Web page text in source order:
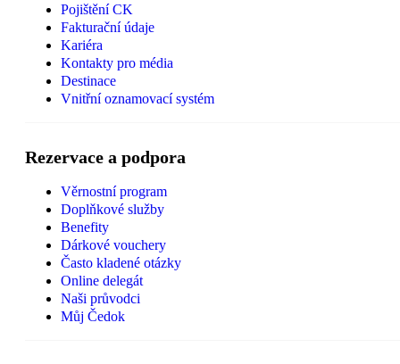
Pojištění CK
Fakturační údaje
Kariéra
Kontakty pro média
Destinace
Vnitřní oznamovací systém
Rezervace a podpora
Věrnostní program
Doplňkové služby
Benefity
Dárkové vouchery
Často kladené otázky
Online delegát
Naši průvodci
Můj Čedok